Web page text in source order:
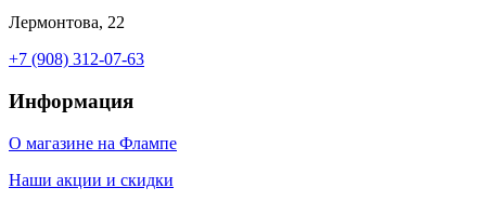
Лермонтова, 22
+7 (908) 312-07-63
Информация
О магазине на Флампе
Наши акции и скидки